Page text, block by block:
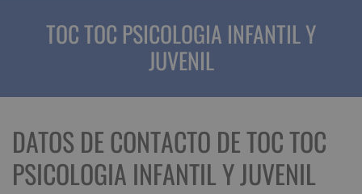
TOC TOC PSICOLOGIA INFANTIL Y
JUVENIL
DATOS DE CONTACTO DE TOC TOC
PSICOLOGIA INFANTIL Y JUVENIL